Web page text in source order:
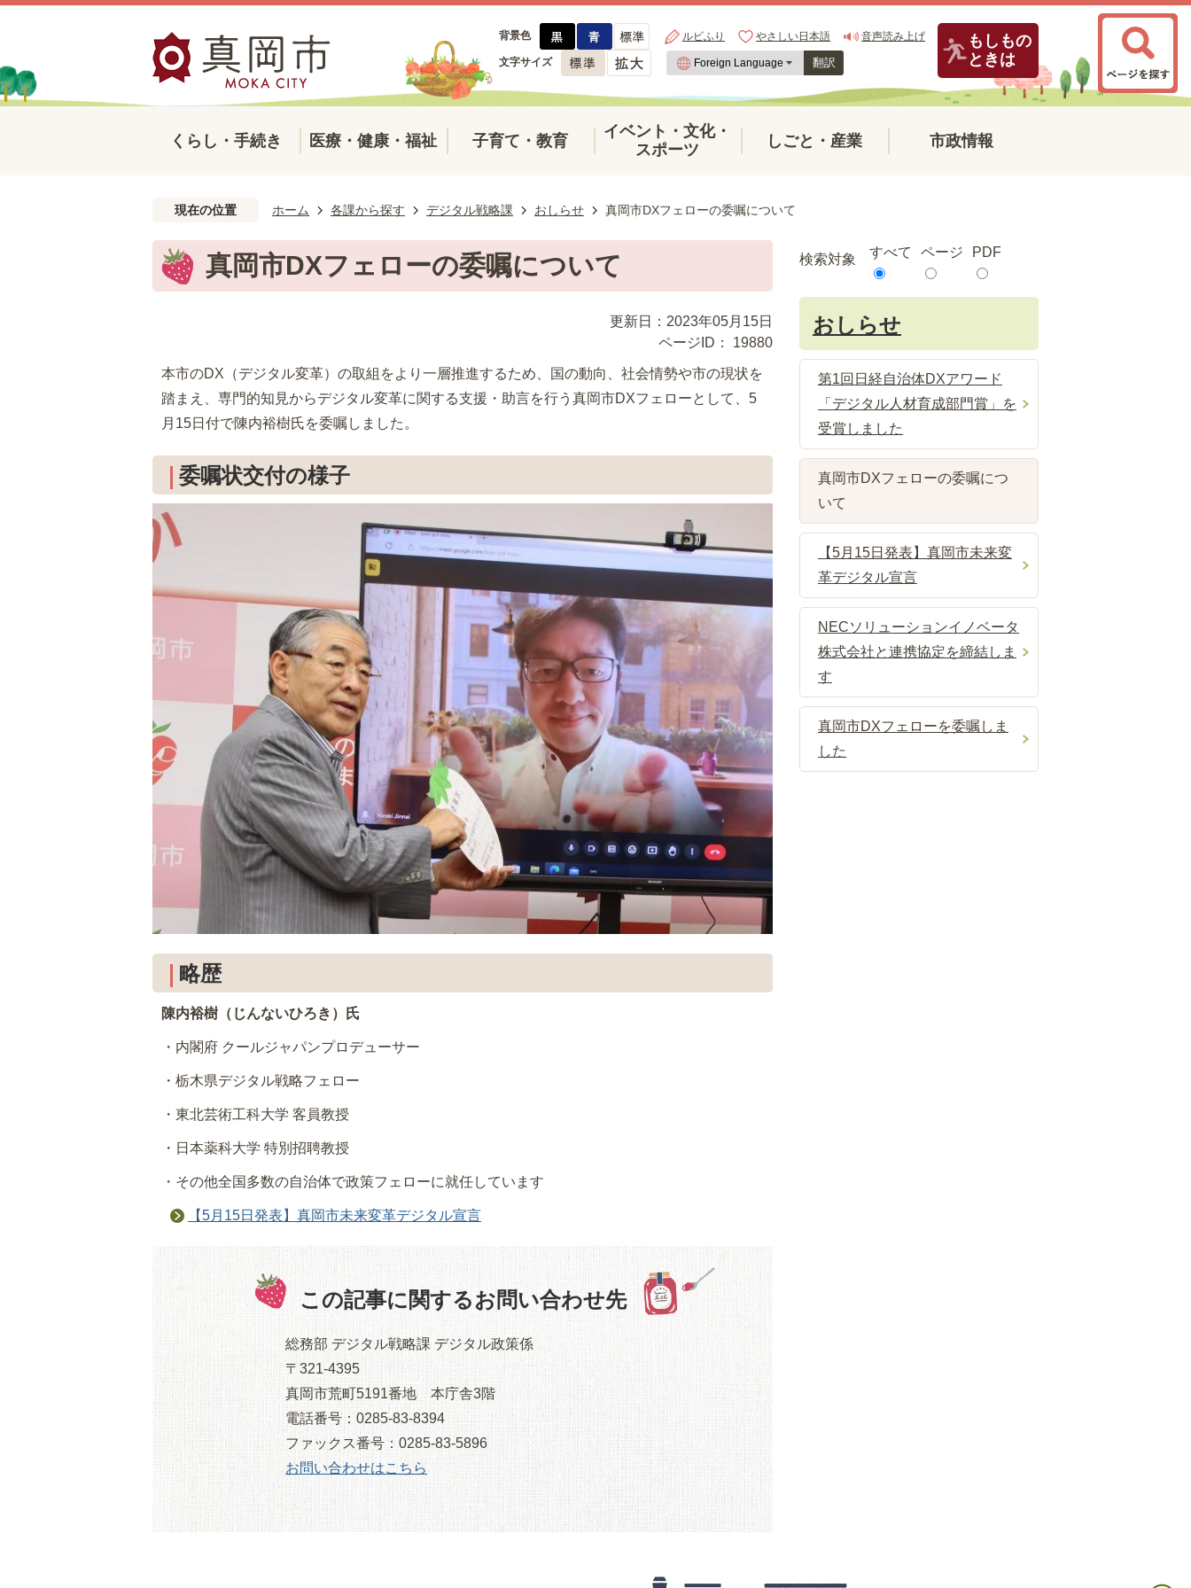
背景色 ルビふり やさしい日本語 音声読み上げ
文字サイズ 翻訳
もしもの
ときは
くらし・手続き 医療・健康・福祉 子育て・教育
イベント・文化・
スポーツ
しごと・産業 市政情報
現在の位置 ホーム 各課から探す デジタル戦略課 おしらせ 真岡市DXフェローの委嘱について
真岡市DXフェローの委嘱について
更新日：2023年05月15日
ページID：
19880
本市のDX（デジタル変革）の取組をより一層推進するため、国の動向、社会情勢や市の現状を
踏まえ、専門的知見からデジタル変革に関する支援・助言を行う真岡市DXフェローとして、5
月15日付で陳内裕樹氏を委嘱しました。
委嘱状交付の様子
略歴
陳内裕樹（じんないひろき）氏
・内閣府 クールジャパンプロデューサー
・栃木県デジタル戦略フェロー
・東北芸術工科大学 客員教授
・日本薬科大学 特別招聘教授
・その他全国多数の自治体で政策フェローに就任しています
【5月15日発表】真岡市未来変革デジタル宣言
この記事に関するお問い合わせ先
総務部 デジタル戦略課 デジタル政策係
〒321-4395
真岡市荒町5191番地 本庁舎3階
電話番号：0285-83-8394
ファックス番号：0285-83-5896
お問い合わせはこちら
検索対象 すべて ページ PDF
おしらせ
第1回日経自治体DXアワード
「デジタル人材育成部門賞」を
受賞しました
真岡市DXフェローの委嘱につ
いて
【5月15日発表】真岡市未来変
革デジタル宣言
NECソリューションイノベータ
株式会社と連携協定を締結しま
す
真岡市DXフェローを委嘱しま
した